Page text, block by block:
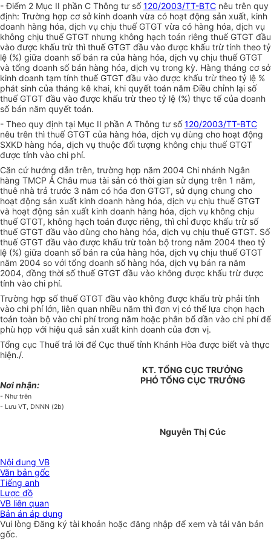
- Điểm 2 Mục II phần C Thông tư số120/2003/TT-BTC nêu trên quy
định: Trường hợp cơ sở kinh doanh vừa có hoạt động sản xuất, kinh
doanh hàng hóa, dịch vụ chịu thuế GTGT vừa có hàng hóa, dịch vụ
không chịu thuế GTGT nhưng không hạch toán riêng thuế GTGT đầu
vào được khấu trừ thì thuế GTGT đầu vào được khấu trừ tính theo tỷ
lệ (%) giữa doanh số bán ra của hàng hóa, dịch vụ chịu thuế GTGT
và tổng doanh số bán hàng hóa, dịch vụ trong kỳ. Hàng tháng cơ sở
kinh doanh tạm tính thuế GTGT đầu vào được khấu trừ theo tỷ lệ %
phát sinh của tháng kê khai, khi quyết toán năm Điều chỉnh lại số
thuế GTGT đầu vào được khấu trừ theo tỷ lệ (%) thực tế của doanh
số bán năm quyết toán.
- Theo quy định tại Mục II phần A Thông tư số120/2003/TT-BTC
nêu trên thì thuế GTGT của hàng hóa, dịch vụ dùng cho hoạt động
SXKD hàng hóa, dịch vụ thuộc đối tượng không chịu thuế GTGT
được tính vào chi phí.
Căn cứ hướng dẫn trên, trường hợp năm 2004 Chi nhánh Ngân
hàng TMCP Á Châu mua tài sản có thời gian sử dụng trên 1 năm,
thuê nhà trả trước 3 năm có hóa đơn GTGT, sử dụng chung cho
hoạt động sản xuất kinh doanh hàng hóa, dịch vụ chịu thuế GTGT
và hoạt động sản xuất kinh doanh hàng hóa, dịch vụ không chịu
thuế GTGT, không hạch toán được riêng, thì chỉ được khấu trừ số
thuế GTGT đầu vào dùng cho hàng hóa, dịch vụ chịu thuế GTGT. Số
thuế GTGT đầu vào được khấu trừ toàn bộ trong năm 2004 theo tỷ
lệ (%) giữa doanh số bán ra của hàng hóa, dịch vụ chịu thuế GTGT
năm 2004 so với tổng doanh số hàng hóa, dịch vụ bán ra năm
2004, đồng thời số thuế GTGT đầu vào không được khấu trừ được
tính vào chi phí.
Trường hợp số thuế GTGT đầu vào không được khấu trừ phải tính
vào chi phí lớn, liên quan nhiều năm thì đơn vị có thể lựa chọn hạch
toán toàn bộ vào chi phí trong năm hoặc phân bổ dần vào chi phí để
phù hợp với hiệu quả sản xuất kinh doanh của đơn vị.
Tổng cục Thuế trả lời để Cục thuế tỉnh Khánh Hòa được biết và thực
hiện./.
Nơi nhận:
- Như trên
- Lưu VT, DNNN (2b)
KT. TỔNG CỤC TRƯỞNG
PHÓ TỔNG CỤC TRƯỞNG
Nguyễn Thị Cúc
Nội dung VB
Văn bản gốc
Tiếng anh
Lược đồ
VB liên quan
Bản án áp dụng
Vui lòngĐăng ký tài khoản hoặc đăng nhập để xem và tải văn bản
gốc.